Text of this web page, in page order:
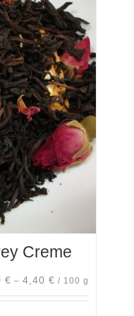
Creme
€ – 4,40 € / 100 g